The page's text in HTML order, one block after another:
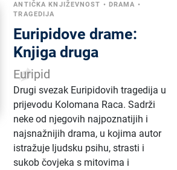
ANTIČKA KNJIŽEVNOST • DRAMA •
TRAGEDIJA
Euripidove drame:
Knjiga druga
Euripid
Drugi svezak Euripidovih tragedija u
prijevodu Kolomana Raca. Sadrži
neke od njegovih najpoznatijih i
najsnažnijih drama, u kojima autor
istražuje ljudsku psihu, strasti i
sukob čovjeka s mitovima i